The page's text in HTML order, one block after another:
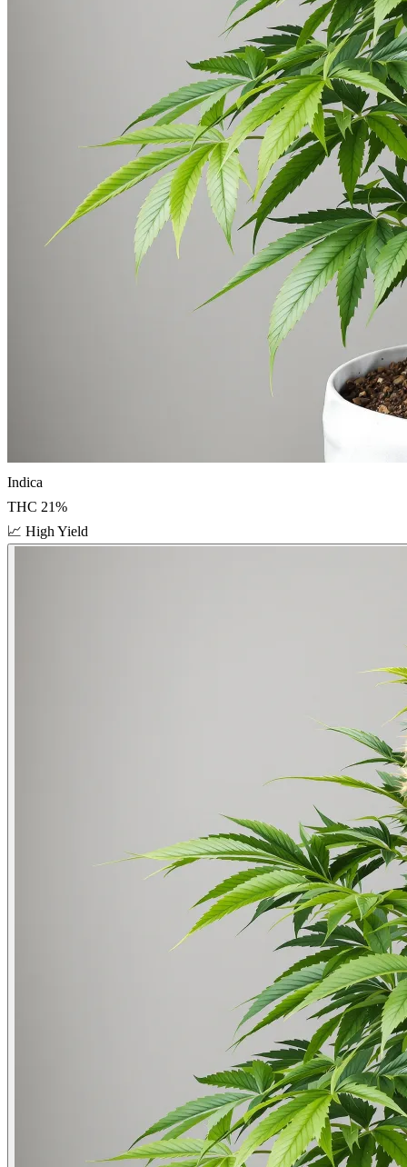
Indica
THC 21%
📈 High Yield